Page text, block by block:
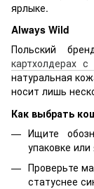
ярлыке.
Always Wild
Польский
картхолдерах с
натуральная
носит лишь
Как выбрать
Ищите
упаковке
Проверьте
статуснее